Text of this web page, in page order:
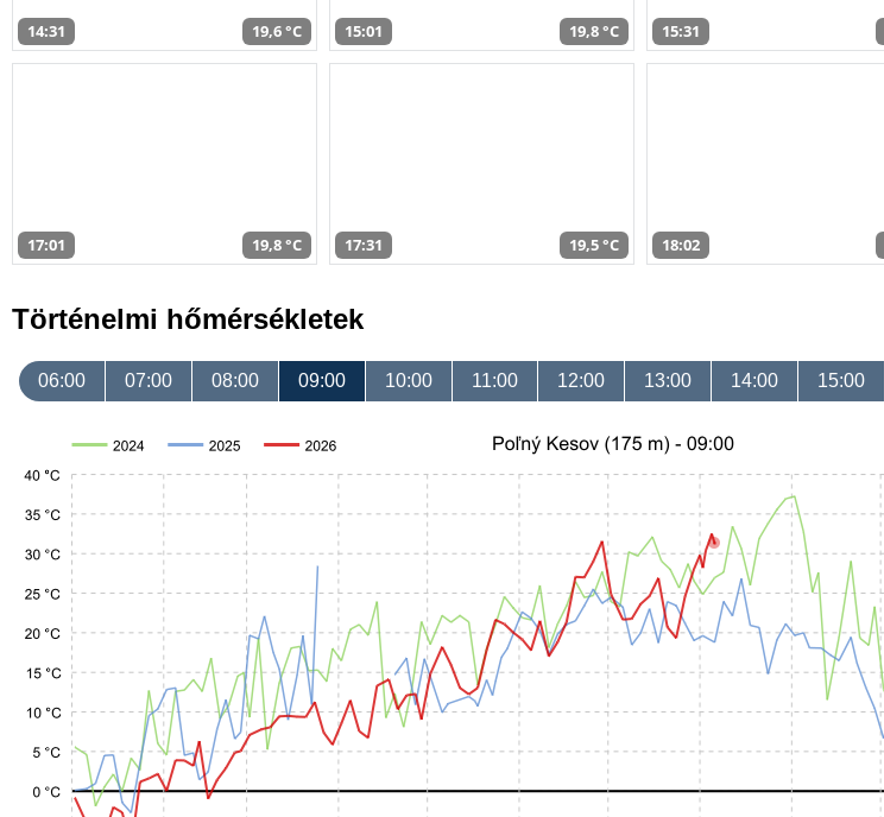
14:31 19,6 °C 15:01 19,8 °C 15:31
17:01 19,8 °C 17:31 19,5 °C 18:02
Történelmi hőmérsékletek
06:00 07:00 08:00 09:00 10:00 11:00 12:00 13:00 14:00 15:00